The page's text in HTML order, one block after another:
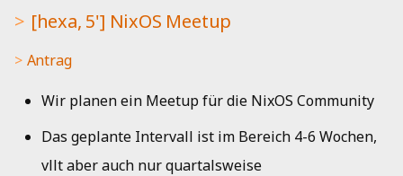
Musik
Netzwerk
HedgeDoc
Shells
Beschluss
[fleaz, 15'] Sammelkiste
für 3D-Druck Müll
Jahresbericht 2019
Aktivitätenbericht 2018
Aktivitätenbericht 2017
Aktivitätenbericht 2016
[hexa, 5'] NixOS Meetup
Antrag
Wir planen ein Meetup für die NixOS Community
Das geplante Intervall ist im Bereich 4-6 Wochen,
vllt aber auch nur quartalsweise